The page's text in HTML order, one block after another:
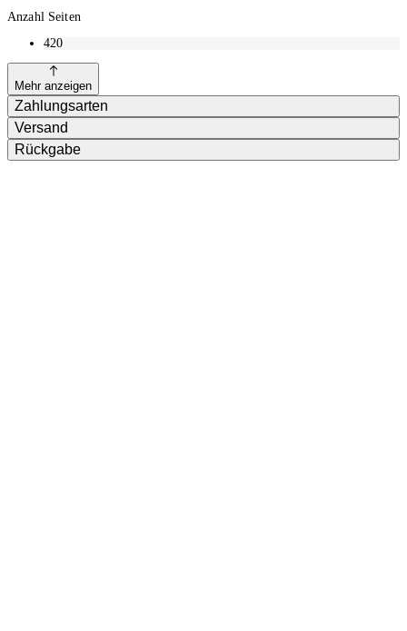
Anzahl Seiten
420
Mehr anzeigen
Zahlungsarten
Versand
Rückgabe